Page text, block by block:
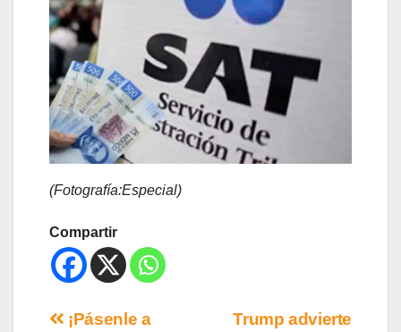
(Fotografía:Especial)
Compartir
Trump advierte
¡Pásenle a